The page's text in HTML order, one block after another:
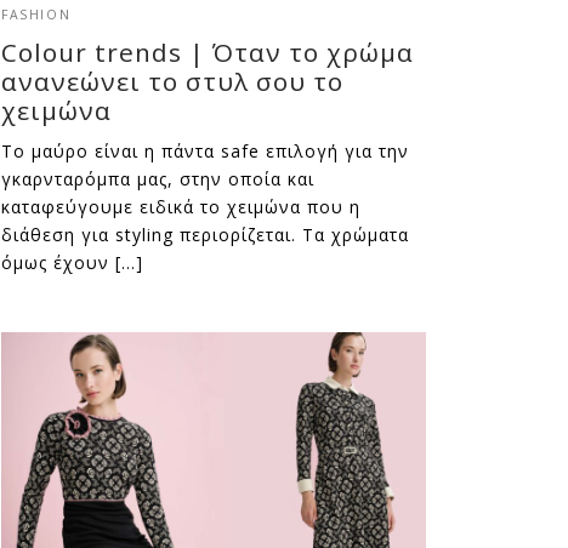
FASHION
Colour trends | Όταν το χρώμα
ανανεώνει το στυλ σου το
χειμώνα
Το μαύρο είναι η πάντα safe επιλογή για την
γκαρνταρόμπα μας, στην οποία και
καταφεύγουμε ειδικά το χειμώνα που η
διάθεση για styling περιορίζεται. Τα χρώματα
όμως έχουν […]